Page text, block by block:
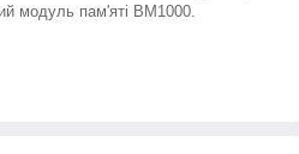
модуль пам'яті BM1000.